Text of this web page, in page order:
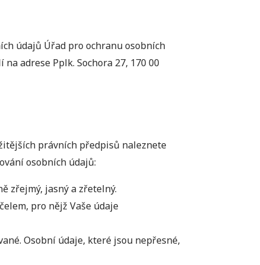
údajů Úřad pro ochranu osobních
adrese Pplk. Sochora 27, 170 00
právních předpisů naleznete
osobních údajů:
zřejmý, jasný a zřetelný.
pro nějž Vaše údaje
Osobní údaje, které jsou nepřesné,